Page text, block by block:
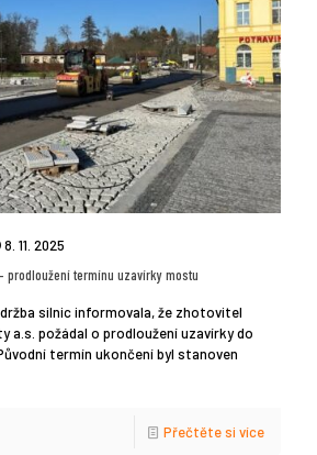
8. 11. 2025
prodloužení termínu uzavírky mostu
silnic informovala, že zhotovitel
a.s. požádal o prodloužení uzavírky do
termín ukončení byl stanoven
Přečtěte si více